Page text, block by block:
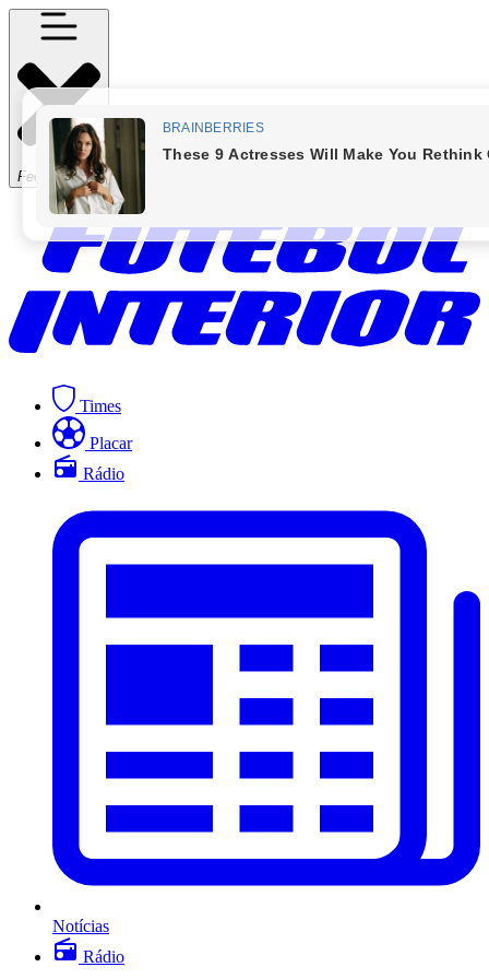
Fechar Menu
Times
Placar
Rádio
Notícias
Rádio